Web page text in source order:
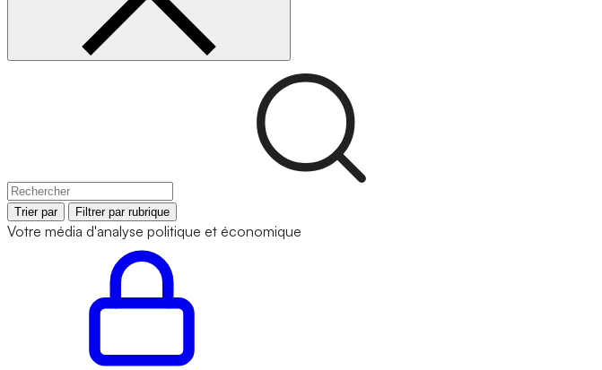
Trier par Filtrer par rubrique
Votre média d'analyse politique et économique